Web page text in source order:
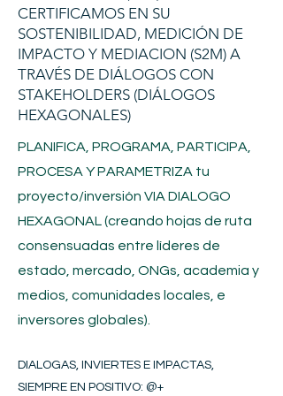
CERTIFICAMOS EN SU
SOSTENIBILIDAD, MEDICIÓN DE
IMPACTO Y MEDIACION (S2M) A
TRAVÉS DE DIÁLOGOS CON
STAKEHOLDERS (DIÁLOGOS
HEXAGONALES)
PLANIFICA, PROGRAMA, PARTICIPA,
PROCESA Y PARAMETRIZA tu
proyecto/inversión VIA DIALOGO
HEXAGONAL (creando hojas de ruta
consensuadas entre líderes de
estado, mercado, ONGs, academia y
medios, comunidades locales, e
inversores globales).
DIALOGAS, INVIERTES E IMPACTAS,
SIEMPRE EN POSITIVO​: @+